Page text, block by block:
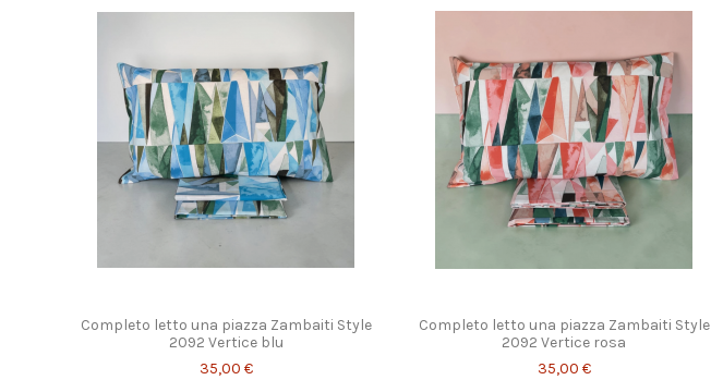
Completo letto una piazza Zambaiti Style
2092 Vertice blu
35,00 €
Completo letto una piazza Zambaiti Style
2092 Vertice rosa
35,00 €